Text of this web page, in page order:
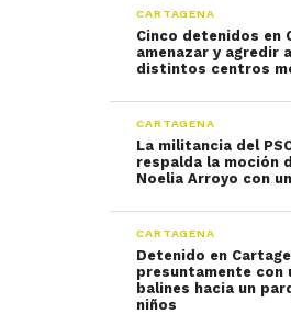
CARTAGENA
Cinco detenidos en
amenazar y agredir
distintos centros
CARTAGENA
La militancia del
respalda la moción
Noelia Arroyo con
CARTAGENA
Detenido en
presuntamente con
balines hacia un
niños